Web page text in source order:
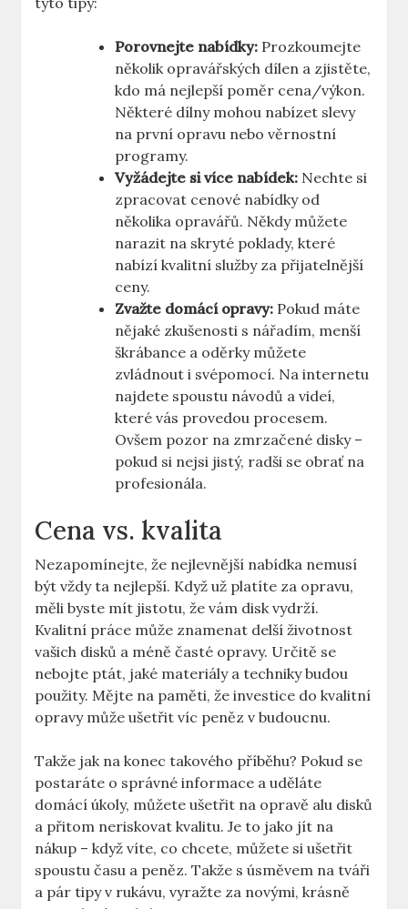
Porovnejte nabídky: Prozkoumejte
několik⁣ opravářských dílen a zjistěte,
kdo má nejlepší poměr cena/výkon.
Některé dílny mohou ⁤nabízet slevy
na první opravu nebo věrnostní
programy.
Vyžádejte‍ si více ‍nabídek: Nechte si
zpracovat cenové nabídky od
několika opravářů. Někdy můžete
narazit na skryté poklady, které
nabízí kvalitní služby za přijatelnější
ceny.
Zvažte‌ domácí opravy: Pokud máte
nějaké zkušenosti ‌s nářadím, menší
škrábance a oděrky můžete
zvládnout i svépomocí. Na ‍internetu
najdete spoustu ​návodů ⁣a videí,
které ⁤vás provedou procesem.‍
Ovšem pozor na zmrzačené ‍disky –
pokud si⁢ nejsi jistý, radši se obrať na
profesionála.
Cena vs. ‍kvalita
Nezapomínejte, že ⁣nejlevnější nabídka nemusí
být vždy ta nejlepší. Když už⁢ platíte za opravu,
měli ​byste mít jistotu, že ​vám ⁤disk vydrží.
Kvalitní ‍práce může ⁢znamenat delší životnost
vašich disků a méně časté opravy. Určitě se
nebojte ptát, jaké materiály a techniky⁢ budou
použity. Mějte na paměti, že investice do kvalitní
opravy může‌ ušetřit víc peněz v budoucnu.
Takže jak na konec​ takového příběhu? Pokud se
‍postaráte o správné informace​ a uděláte
domácí úkoly, můžete ušetřit na ‌opravě alu disků
a přitom neriskovat kvalitu. ‌Je to jako⁢ jít na
nákup – když víte, co⁢ chcete, můžete si ušetřit
spoustu času a peněz. ⁢Takže s úsměvem na ⁤tváři
a pár tipy ⁤v rukávu, ⁤vyražte za novými, ‌krásně